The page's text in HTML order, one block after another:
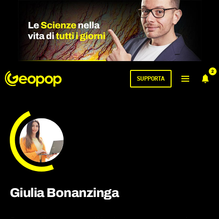
2
SUPPORTA
Giulia Bonanzinga